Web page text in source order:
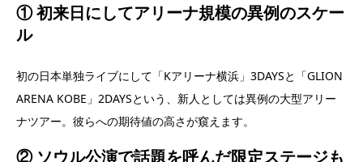
① 初来日にしてアリーナ規模の異例のスケー
ル
初の日本単独ライブにして「Kアリーナ横浜」3DAYSと「GLION
ARENA KOBE」2DAYSという、新人としては異例の大型アリー
ナツアー。彼らへの期待値の高さが窺えます。
② ソウル公演で話題を呼んだ限定ステージも